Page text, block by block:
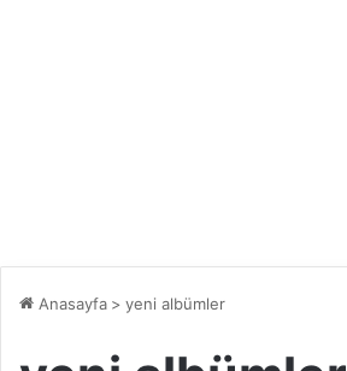
Anasayfa > yeni albümler